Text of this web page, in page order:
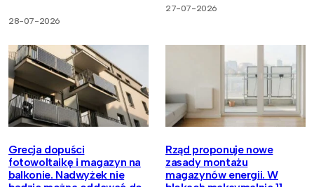
28-07-2026
27-07-2026
Grecja dopuści
fotowoltaikę i magazyn na
balkonie. Nadwyżek nie
Rząd proponuje nowe
zasady montażu
magazynów energii. W